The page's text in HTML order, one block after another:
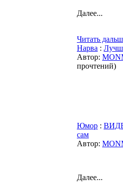
Далее...
Читать
Нарва :
Автор:
прочтений)
Юмор :
сам
Автор:
Далее...